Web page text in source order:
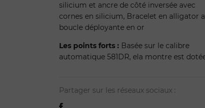
silicium et ancre de côté inversée avec
cornes en silicium, Bracelet en alligator
boucle déployante en or
Les points forts : Basée sur le calibre
automatique 581DR, ela montre est
Partager sur les réseaux sociaux :